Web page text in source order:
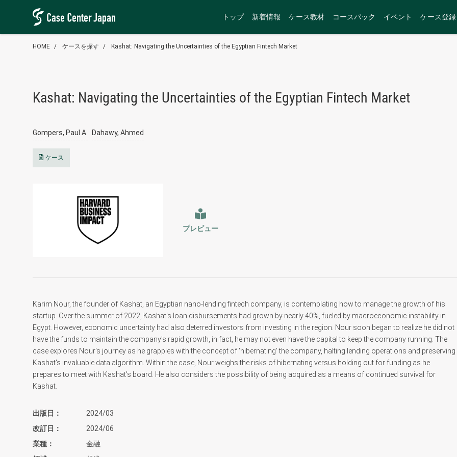
トップ 新着情報 ケース教材 コースパック イベント ケース登録
HOME ケースを探す Kashat: Navigating the Uncertainties of the Egyptian Fintech Market
Kashat: Navigating the Uncertainties of the Egyptian Fintech Market
Gompers, Paul A. Dahawy, Ahmed
ケース
プレビュー
Karim Nour, the founder of Kashat, an Egyptian nano-lending fintech company, is contemplating how to manage the growth of his
startup. Over the summer of 2022, Kashat's loan disbursements had grown by nearly 40%, fueled by macroeconomic instability in
Egypt. However, economic uncertainty had also deterred investors from investing in the region. Nour soon began to realize he did not
have the funds to maintain the company's rapid growth, in fact, he may not even have the capital to keep the company running. The
case explores Nour's journey as he grapples with the concept of 'hibernating' the company, halting lending operations and preserving
Kashat's invaluable data algorithm. Within the case, Nour weighs the risks of hibernating versus holding out for funding as he
prepares to meet with Kashat's board. He also considers the possibility of being acquired as a means of continued survival for
Kashat.
出版日
2024/03
改訂日
2024/06
業種
金融